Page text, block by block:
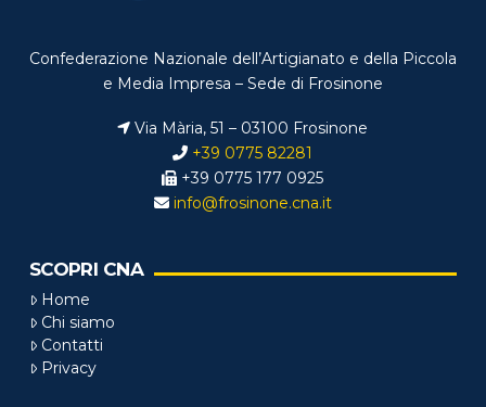
Confederazione Nazionale dell’Artigianato e della Piccola
e Media Impresa – Sede di Frosinone
Via Mària, 51 – 03100 Frosinone
+39 0775 82281
+39 0775 177 0925
info@frosinone.cna.it
SCOPRI CNA
Home
Chi siamo
Contatti
Privacy